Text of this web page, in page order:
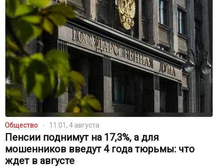
Общество 11:01, 4 августа
Пенсии поднимут на 17,3%, а для
мошенников введут 4 года тюрьмы: что
ждет в августе